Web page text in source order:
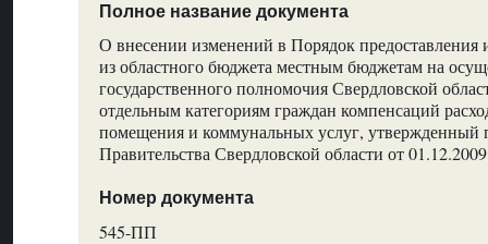
Полное название документа
О внесении изменений в Порядок предоставления
из областного бюджета местным бюджетам на
государственного полномочия Свердловской
отдельным категориям граждан компенсаций
помещения и коммунальных услуг, утвержденный
Правительства Свердловской области от
Номер документа
545-ПП